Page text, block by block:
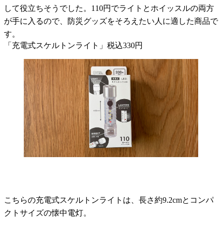
して役立ちそうでした。110円でライトとホイッスルの両方
が手に入るので、防災グッズをそろえたい人に適した商品で
す。
「充電式スケルトンライト」税込330円
こちらの充電式スケルトンライトは、長さ約9.2cmとコンパ
クトサイズの懐中電灯。